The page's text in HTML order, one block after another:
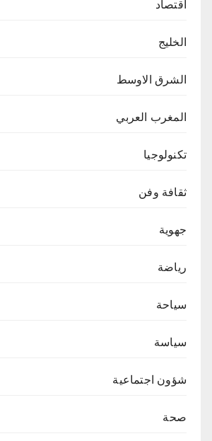
اقتصاد
الخليج
الشرق الاوسط
المغرب العربي
تكنولوجيا
ثقافة وفن
جهوية
رياضة
سياحة
سياسة
شؤون اجتماعية
صحة